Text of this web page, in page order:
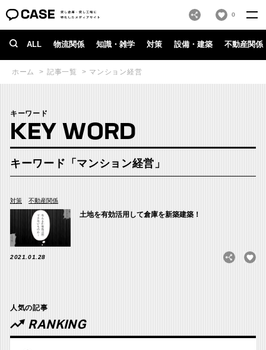
0
ALL 物流関係 知識・雑学 対策 設備・建築 不動産関係
ホーム 記事一覧 マンション経営
キーワード
KEY WORD
キーワード「マンション経営」
対策 不動産関係
土地を有効活用して倉庫を新築建築！
2021.01.28
人気の記事
RANKING